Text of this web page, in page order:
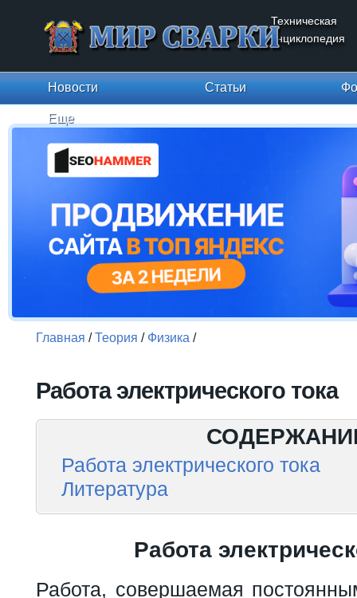
Техническая
энциклопедия
Новости Статьи
Еще
Главная /Теория / Физика /
Работа электрического тока
Работа электрического тока
Литература
Работа
Работа, совершаемая